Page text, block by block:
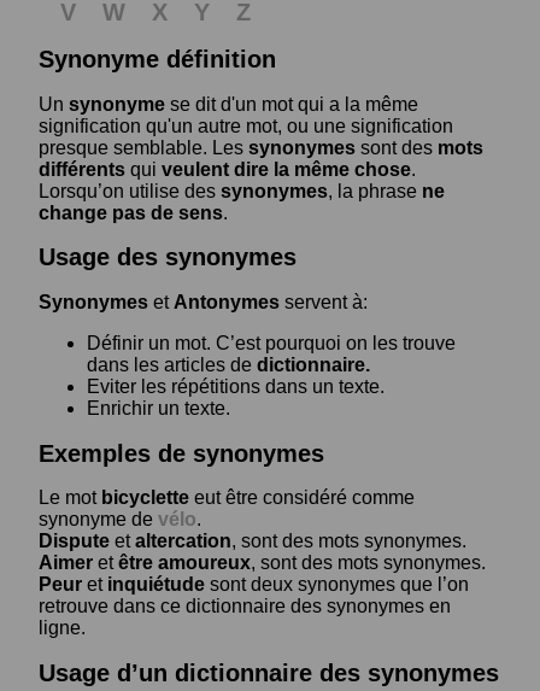
V W X Y
Z
Synonyme définition
Un synonyme se dit d'un mot qui a la même
signification qu'un autre mot, ou une signification
presque semblable. Les synonymes sont des mots
différents qui veulent dire la même chose.
Lorsqu’on utilise des synonymes, la phrase ne
change pas de sens.
Usage des synonymes
Synonymes et Antonymes servent à:
Définir un mot. C’est pourquoi on les trouve
dans les articles de dictionnaire.
Eviter les répétitions dans un texte.
Enrichir un texte.
Exemples de synonymes
Le mot bicyclette eut être considéré comme
synonyme de vélo.
Dispute etaltercation, sont des mots synonymes.
Aimer etêtre amoureux, sont des mots synonymes.
Peur et inquiétude sont deux synonymes que l’on
retrouve dans ce dictionnaire des synonymes en
ligne.
Usage d’un dictionnaire des synonymes